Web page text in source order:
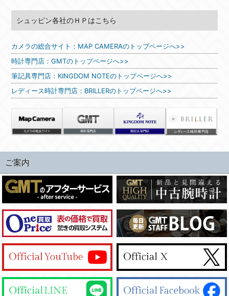
シュッピン各社のＨＰはこちら
カメラの総合サイト：MAP CAMERAのトップページへ>>
時計専門店：GMTのトップページへ>>
筆記具専門店：KINGDOM NOTEのトップページへ>>
レディース時計専門店：BRILLERのトップページへ>>
ご案内